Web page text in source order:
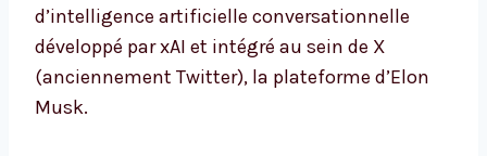
d’intelligence artificielle conversationnelle
développé par xAI et intégré au sein de X
(anciennement Twitter), la plateforme d’Elon
Musk.